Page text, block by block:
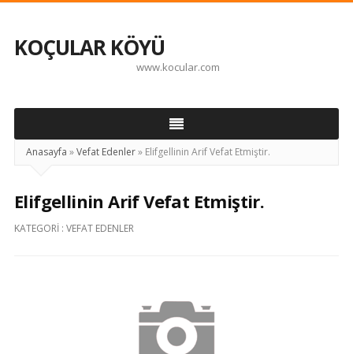
KOÇULAR KÖYÜ
www.kocular.com
Anasayfa »Vefat Edenler» Elifgellinin Arif Vefat Etmiştir.
Elifgellinin Arif Vefat Etmiştir.
KATEGORI : VEFAT EDENLER